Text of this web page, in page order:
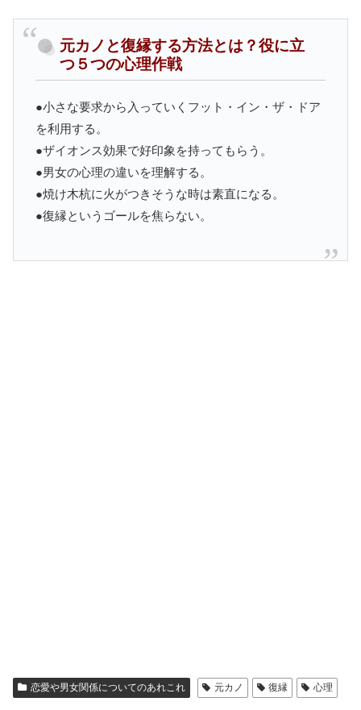
元カノと復縁する方法とは？役に立
つ５つの心理作戦
●小さな要求から入っていくフット・イン・ザ・ドア
を利用する。
●ザイオンス効果で好印象を持ってもらう。
●男女の心理の違いを理解する。
●焼け木杭に火がつきそうな時は素直になる。
●復縁というゴールを焦らない。
恋愛や男女関係についてのあれこれ 元カノ 復縁 心理